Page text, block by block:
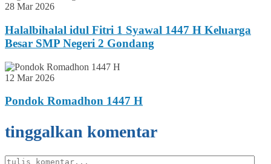
28 Mar 2026
Halalbihalal idul Fitri 1 Syawal 1447 H Keluarga
Besar SMP Negeri 2 Gondang
12 Mar 2026
Pondok Romadhon 1447 H
tinggalkan komentar